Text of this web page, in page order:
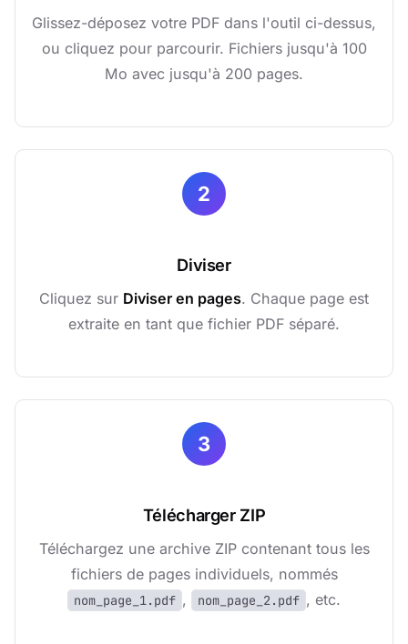
Glissez-déposez votre PDF dans l'outil ci-dessus,
ou cliquez pour parcourir. Fichiers jusqu'à 100
Mo avec jusqu'à 200 pages.
2
Diviser
Cliquez sur Diviser en pages. Chaque page est
extraite en tant que fichier PDF séparé.
3
Télécharger ZIP
Téléchargez une archive ZIP contenant tous les
fichiers de pages individuels, nommés
nom_page_1.pdf , nom_page_2.pdf , etc.